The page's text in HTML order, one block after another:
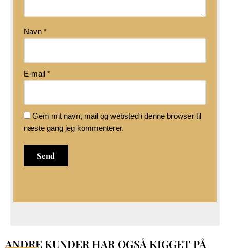
Navn *
E-mail *
Gem mit navn, mail og websted i denne browser til
næste gang jeg kommenterer.
ANDRE KUNDER HAR OGSÅ KIGGET PÅ